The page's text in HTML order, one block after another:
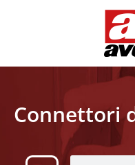
Connettori